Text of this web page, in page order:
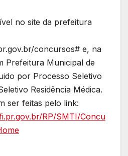
no site da prefeitura
concursos# e, na
Prefeitura Municipal de
por Processo Seletivo
Residência Médica.
ser feitas pelo link:
RP/SMTI/Concu